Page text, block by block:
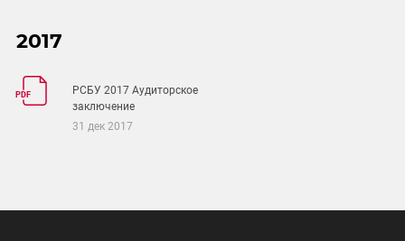
2017
PDF
РСБУ 2017 Аудиторское
заключение
31 дек 2017